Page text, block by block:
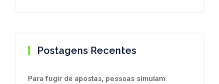
Postagens Recentes
Para fugir de apostas, pessoas simulam